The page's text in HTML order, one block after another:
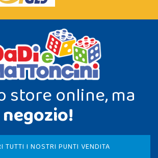
store online, ma
TUTTI I NOSTRI PUNTI VENDITA